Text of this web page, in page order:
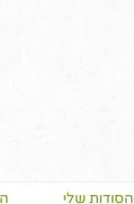
הסודות שלי